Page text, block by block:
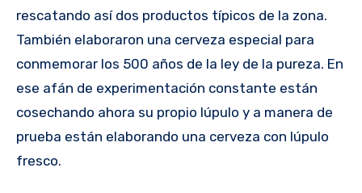
rescatando así dos productos típicos de la zona.
También elaboraron una cerveza especial para
conmemorar los 500 años de la ley de la pureza. En
ese afán de experimentación constante están
cosechando ahora su propio lúpulo y a manera de
prueba están elaborando una cerveza con lúpulo
fresco.